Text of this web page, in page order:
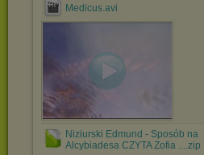
Medicus.avi
Niziurski Edmund - Sposób na
Alcybiadesa CZYTA Zofia ....zip